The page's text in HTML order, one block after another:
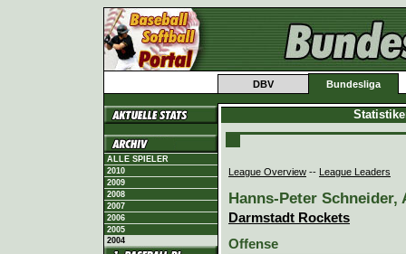
DBV Bundesliga
ALLE SPIELER
2010
2009
2008
2007
2006
2005
2004
League Overview -- League Leaders
Hanns-Peter Schneider,
Darmstadt Rockets
Offense